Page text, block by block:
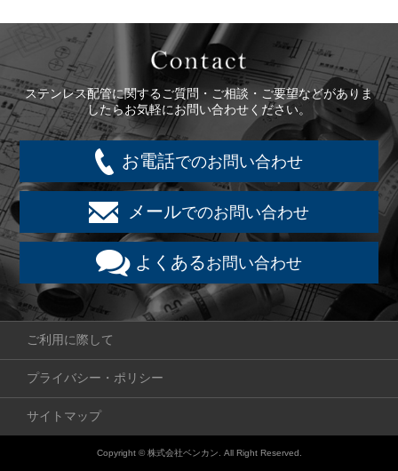
ステンレス配管に関するご質問・ご相談・ご要望などがありま
したらお気軽にお問い合わせください。
お電話でのお問い合わせ
メールでのお問い合わせ
よくあるお問い合わせ
ご利用に際して
プライバシー・ポリシー
サイトマップ
Copyright © 株式会社ベンカン. All Right Reserved.